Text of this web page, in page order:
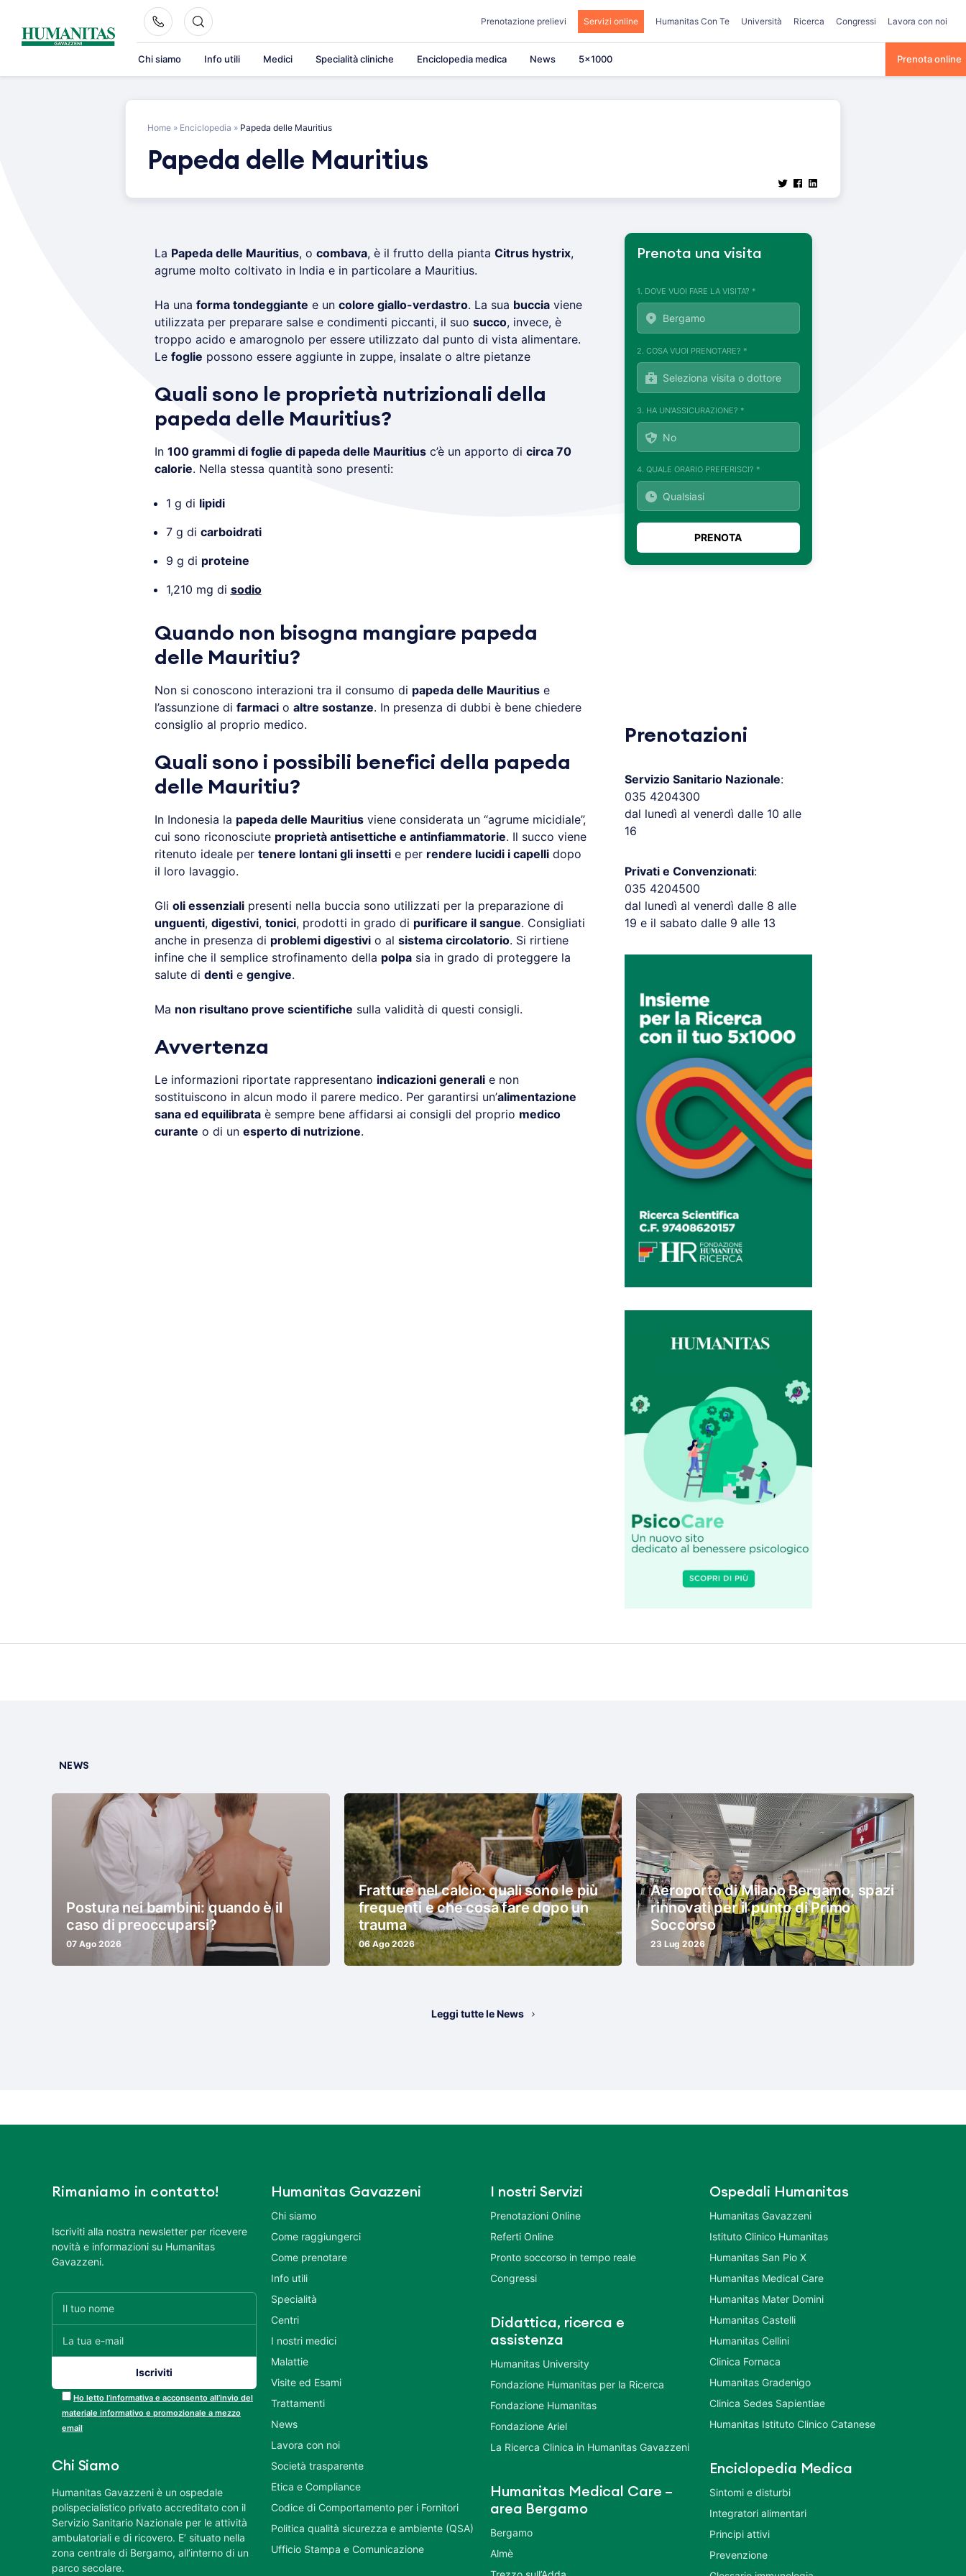
content
Prenotazione prelievi Servizi online Humanitas Con Te Università Ricerca Congressi Lavora con noi
Chi siamo Info utili Medici Specialità cliniche Enciclopedia medica News 5×1000 Prenota online
Home » Enciclopedia » Papeda delle Mauritius
Papeda delle Mauritius
La Papeda delle Mauritius, o combava, è il frutto della pianta Citrus hystrix,
agrume molto coltivato in India e in particolare a Mauritius.
Ha una forma tondeggiante e un colore giallo-verdastro. La sua bucciaviene
utilizzata per preparare salse e condimenti piccanti, il suo succo, invece, è
troppo acido e amarognolo per essere utilizzato dal punto di vista alimentare.
Le foglie possono essere aggiunte in zuppe, insalate o altre pietanze
Quali sono le proprietà nutrizionali della
papeda delle Mauritius?
In 100 grammi di foglie di papeda delle Mauritiusc’è un apporto di circa 70
calorie. Nella stessa quantità sono presenti:
1 g di lipidi
7 g di carboidrati
9 g di proteine
1,210 mg di sodio
Quando non bisogna mangiare papeda
delle Mauritiu?
Non si conoscono interazioni tra il consumo di papeda delle Mauritiuse
l’assunzione di farmacio altre sostanze. In presenza di dubbi è bene chiedere
consiglio al proprio medico.
Quali sono i possibili benefici della papeda
delle Mauritiu?
In Indonesia la papeda delle Mauritiusviene considerata un “agrume micidiale”,
cui sono riconosciute proprietà antisettiche e antinfiammatorie. Il succo viene
ritenuto ideale per tenere lontani gli insettie per rendere lucidi i capellidopo
il loro lavaggio.
Gli oli essenzialipresenti nella buccia sono utilizzati per la preparazione di
unguenti, digestivi, tonici, prodotti in grado di purificare il sangue. Consigliati
anche in presenza di problemi digestivio al sistema circolatorio. Si rirtiene
infine che il semplice strofinamento della polpasia in grado di proteggere la
salute di dentie gengive.
Ma non risultano prove scientifiche sulla validità di questi consigli.
Avvertenza
Le informazioni riportate rappresentano indicazioni generalie non
sostituiscono in alcun modo il parere medico. Per garantirsi un’alimentazione
sana ed equilibrataè sempre bene affidarsi ai consigli del proprio medico
curante o di un esperto di nutrizione.
Prenota una visita
1. DOVE VUOI FARE LA VISITA? *
2. COSA VUOI PRENOTARE? *
3. HA UN'ASSICURAZIONE? *
4. QUALE ORARIO PREFERISCI? *
Prenotazioni
Servizio Sanitario Nazionale:
035 4204300
dal lunedì al venerdì dalle 10 alle
16
Privati e Convenzionati:
035 4204500
dal lunedì al venerdì dalle 8 alle
19 e il sabato dalle 9 alle 13
NEWS
Postura nei bambini: quando è il
caso di preoccuparsi?
07 Ago 2026
Fratture nel calcio: quali sono le più
frequenti e che cosa fare dopo un
trauma
06 Ago 2026
Aeroporto di Milano Bergamo, spazi
rinnovati per il punto di Primo
Soccorso
23 Lug 2026
Leggi tutte le News
Rimaniamo in contatto!
Iscriviti alla nostra newsletter per ricevere
novità e informazioni su Humanitas
Gavazzeni.
Ho letto l’informativa e acconsento all’invio del
materiale informativo e promozionale a mezzo
email
Chi Siamo
Humanitas Gavazzeni è un ospedale
polispecialistico privato accreditato con il
Servizio Sanitario Nazionale per le attività
ambulatoriali e di ricovero. E’ situato nella
zona centrale di Bergamo, all’interno di un
parco secolare.
Humanitas Gavazzeni
Chi siamo
Come raggiungerci
Come prenotare
Info utili
Specialità
Centri
I nostri medici
Malattie
Visite ed Esami
Trattamenti
News
Lavora con noi
Società trasparente
Etica e Compliance
Codice di Comportamento per i Fornitori
Politica qualità sicurezza e ambiente (QSA)
Ufficio Stampa e Comunicazione
I nostri Servizi
Prenotazioni Online
Referti Online
Pronto soccorso in tempo reale
Congressi
Didattica, ricerca e
assistenza
Humanitas University
Fondazione Humanitas per la Ricerca
Fondazione Humanitas
Fondazione Ariel
La Ricerca Clinica in Humanitas Gavazzeni
Humanitas Medical Care –
area Bergamo
Bergamo
Almè
Ospedali Humanitas
Humanitas Gavazzeni
Istituto Clinico Humanitas
Humanitas San Pio X
Humanitas Medical Care
Humanitas Mater Domini
Humanitas Castelli
Humanitas Cellini
Clinica Fornaca
Humanitas Gradenigo
Clinica Sedes Sapientiae
Humanitas Istituto Clinico Catanese
Enciclopedia Medica
Sintomi e disturbi
Integratori alimentari
Principi attivi
Prevenzione